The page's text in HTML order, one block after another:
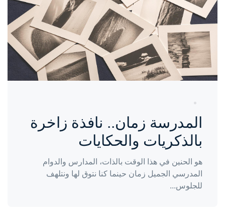
المدرسة زمان.. نافذة زاخرة
بالذكريات والحكايات
هو الحنين في هذا الوقت بالذات، المدارس والدوام
المدرسي الجميل زمان حينما كنا نتوق لها ونتلهف
للجلوس...